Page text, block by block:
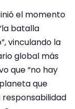
el momento
batalla
vinculando la
global más
que “no hay
que
responsabilidad